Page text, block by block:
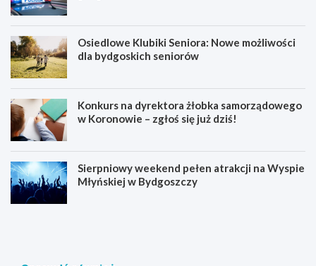
Osiedlowe Klubiki Seniora: Nowe możliwości
dla bydgoskich seniorów
Konkurs na dyrektora żłobka samorządowego
w Koronowie – zgłoś się już dziś!
Sierpniowy weekend pełen atrakcji na Wyspie
Młyńskiej w Bydgoszczy
B
O